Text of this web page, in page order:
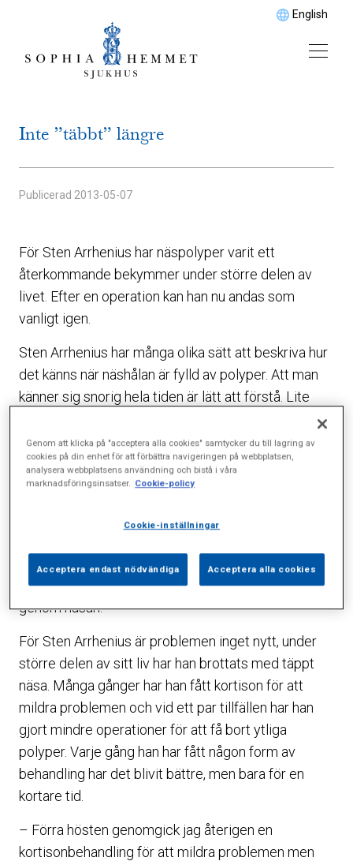
English
Inte ”täbbt” längre
Publicerad 2013-05-07
För Sten Arrhenius har näspolyper varit ett
återkommande bekymmer under större delen av
livet. Efter en operation kan han nu andas som
vanligt igen.
Sten Arrhenius har många olika sätt att beskriva hur
det känns när näshålan är fylld av polyper. Att man
känner sig snorig hela tiden är lätt att förstå. Lite
andas in genom näsan men inte ut. Eller att det inte
går att snyta sig. När han försökte blev det bara lock
för öronen eftersom luften försökte ta den vägen ut
ordentligt är att det blir svårt att sova. Men det är
också besvärligt att äta om man inte kan andas
genom näsan.
För Sten Arrhenius är problemen inget nytt, under
större delen av sitt liv har han brottats med täppt
näsa. Många gånger har han fått kortison för att
mildra problemen och vid ett par tillfällen har han
gjort mindre operationer för att få bort ytliga
polyper. Varje gång han har fått någon form av
behandling har det blivit bättre, men bara för en
kortare tid.
– Förra hösten genomgick jag återigen en
kortisonbehandling för att mildra problemen men
Genom att klicka på "acceptera alla cookies" samtycker du till lagring av
cookies på din enhet för att förbättra navigeringen på webbplatsen,
analysera webbplatsens användning och bistå i våra
marknadsföringsinsatser. Cookie-policy
Cookie-inställningar
Acceptera endast nödvändiga Acceptera alla cookies